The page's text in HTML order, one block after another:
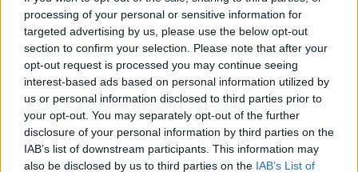
processing of your personal or sensitive information for
targeted advertising by us, please use the below opt-out
section to confirm your selection. Please note that after your
opt-out request is processed you may continue seeing
interest-based ads based on personal information utilized by
us or personal information disclosed to third parties prior to
your opt-out. You may separately opt-out of the further
disclosure of your personal information by third parties on the
IAB’s list of downstream participants. This information may
also be disclosed by us to third parties on the IAB’s List of
Chcete dominantu interiéru,
ktorá pritiahne pohľady?
Vyrobte si takéto masívne
orechové svietidlo
Prečo klasická
potrubia v
ako to vyriešiť